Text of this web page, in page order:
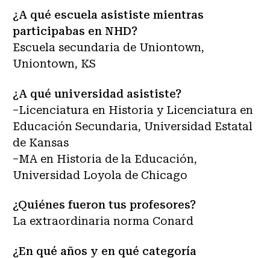
¿A qué escuela asististe mientras
participabas en NHD?
Escuela secundaria de Uniontown,
Uniontown, KS
¿A qué universidad asististe?
–Licenciatura en Historia y Licenciatura en
Educación Secundaria, Universidad Estatal
de Kansas
–MA en Historia de la Educación,
Universidad Loyola de Chicago
¿Quiénes fueron tus profesores?
La extraordinaria norma Conard
¿En qué años y en qué categoría